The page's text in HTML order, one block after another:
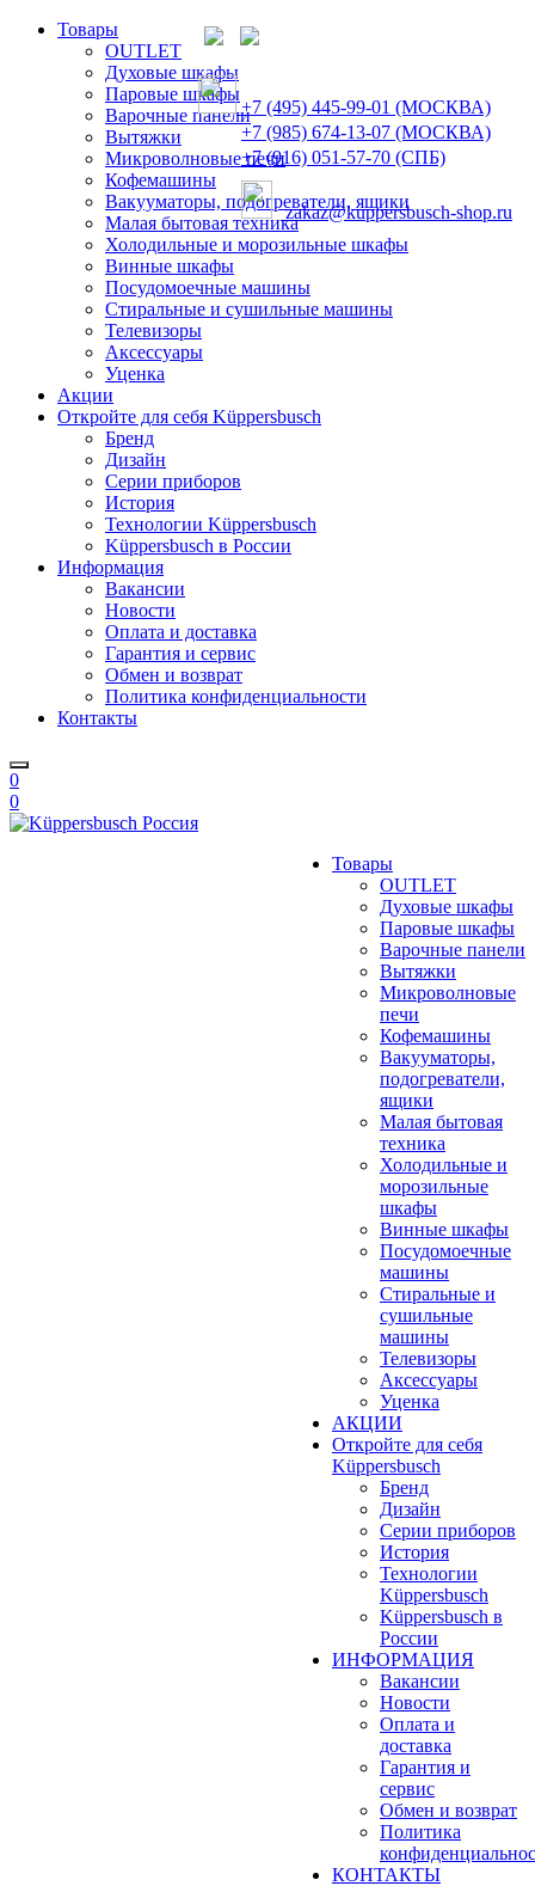
Товары
OUTLET
Духовые шкафы
Паровые шкафы
Варочные панели
Вытяжки
Микроволновые печи
Кофемашины
Вакууматоры, подогреватели, ящики
Малая бытовая техника
Холодильные и морозильные шкафы
Винные шкафы
Посудомоечные машины
Стиральные и сушильные машины
Телевизоры
Аксессуары
Уценка
Акции
Откройте для себя Küppersbusch
Бренд
Дизайн
Серии приборов
История
Технологии Küppersbusch
Küppersbusch в России
Информация
Вакансии
Новости
Оплата и доставка
Гарантия и сервис
Обмен и возврат
Политика конфиденциальности
Контакты
0
0
Товары
OUTLET
Духовые шкафы
Паровые шкафы
Варочные панели
Вытяжки
Микроволновые
печи
Кофемашины
Вакууматоры,
подогреватели,
ящики
Малая бытовая
техника
Холодильные и
морозильные
шкафы
Винные шкафы
Посудомоечные
машины
Стиральные и
сушильные
машины
Телевизоры
Аксессуары
Уценка
АКЦИИ
Откройте для себя
Küppersbusch
Бренд
Дизайн
Серии приборов
История
Технологии
Küppersbusch
Küppersbusch в
России
ИНФОРМАЦИЯ
Вакансии
Новости
Оплата и
доставка
Гарантия и
сервис
Обмен и возврат
Политика
КОНТАКТЫ
+7 (495) 445-99-01 (МОСКВА)
+7 (985) 674-13-07 (МОСКВА)
+7 (916) 051-57-70 (СПБ)
zakaz@kuppersbusch-shop.ru